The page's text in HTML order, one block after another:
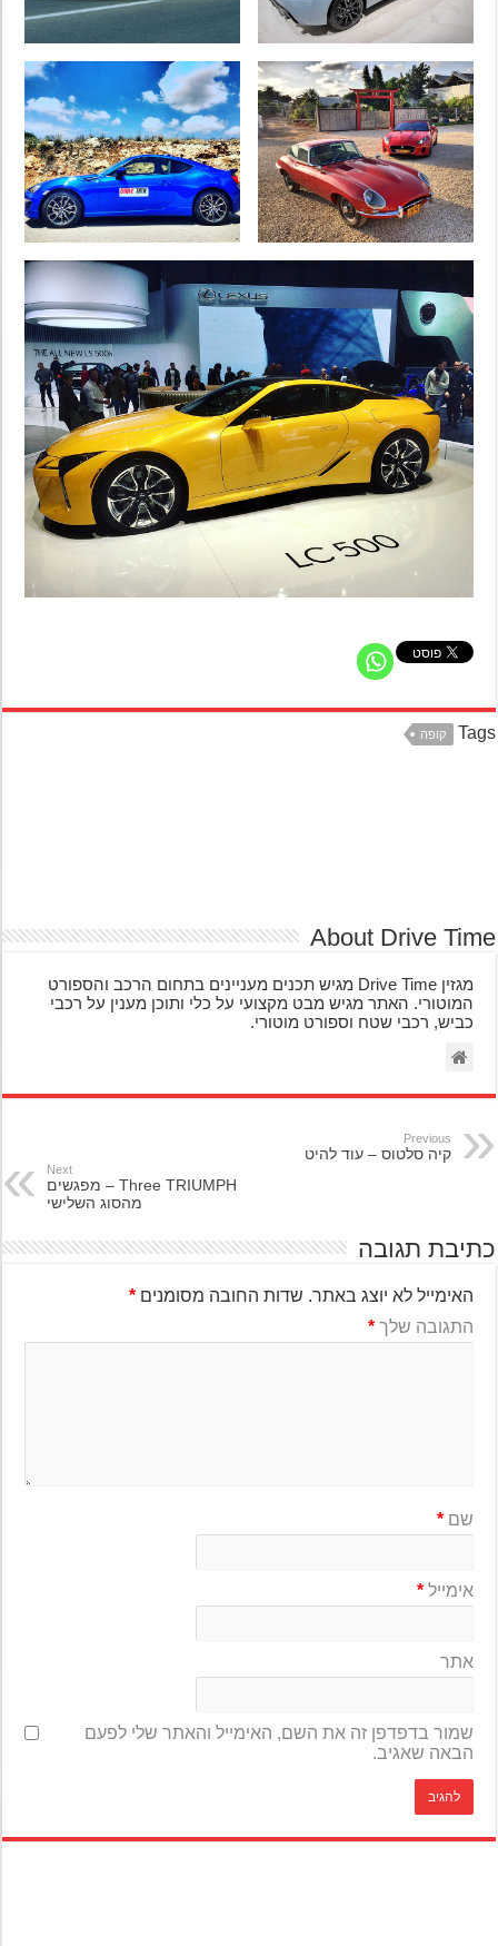
קופה
About Drive
מגזין Drive Time מגיש תכנים מעניינים בתחום הרכב והספורט
המוטורי. האתר מגיש מבט מקצועי על כלי ותוכן מענין על רכבי
כביש, רכבי שטח וספורט מוטורי.
Previous
קיה סלטוס – עוד להיט
Next
Three TRIUMPH – מפגשים
מהסוג השלישי
תגובה
האימייל לא יוצג באתר. שדות החובה מסומנים*
התגובה שלך*
שם*
אימייל*
אתר
שמור בדפדפן זה את השם, האימייל והאתר שלי לפעם
הבאה שאגיב.